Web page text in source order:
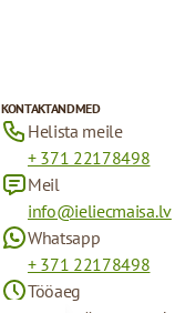
KONTAKTANDMED
Helista meile
+ 371 22178498
Meil
info@ieliecmaisa.lv
Whatsapp
+ 371 22178498
Tööaeg